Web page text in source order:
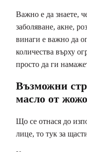
Важно е да знаете,
заболяване, акне,
винаги е важно да
количества върху
просто да ги
Възможни
масло от
Що се отнася до
лице, то тук за